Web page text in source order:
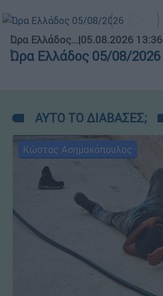
Ώρα Ελλάδος...|05.08.2026 13:36
Ώρα Ελλάδος 05/08/2026
ΑΥΤΟ ΤΟ ΔΙΑΒΑΣΕΣ;
Κώστας Ασημακόπουλος